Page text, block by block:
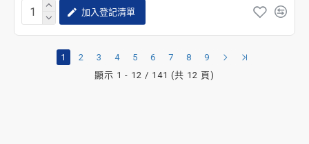
加入登記清單
1 2 3 4 5 6 7 8
9
顯示 1 - 12 / 141 (共 12 頁)